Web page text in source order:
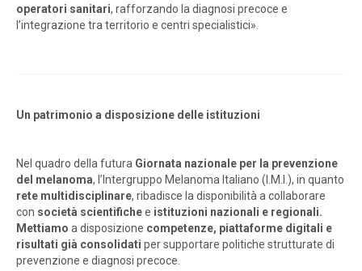
operatori sanitari, rafforzando la diagnosi precoce e
l’integrazione tra territorio e centri specialistici».
Un patrimonio a disposizione delle istituzioni
Nel quadro della futura Giornata nazionale per la prevenzione
del melanoma, l’Intergruppo Melanoma Italiano (I.M.I.), in quanto
rete multidisciplinare, ribadisce la disponibilità a collaborare
con società scientifichee istituzioni nazionali e regionali.
Mettiamo a disposizione competenze, piattaforme digitali e
risultati già consolidati per supportare politiche strutturate di
prevenzione e diagnosi precoce.